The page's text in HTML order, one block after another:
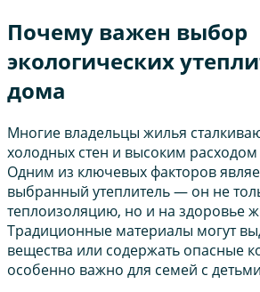
Почему важен выбор
экологических
дома
Многие владельцы жилья
холодных стен и высоким
Одним из ключевых факторов
выбранный утеплитель — он не
теплоизоляцию, но и на здоровье
Традиционные материалы могут
вещества или содержать опасные
особенно важно для семей с